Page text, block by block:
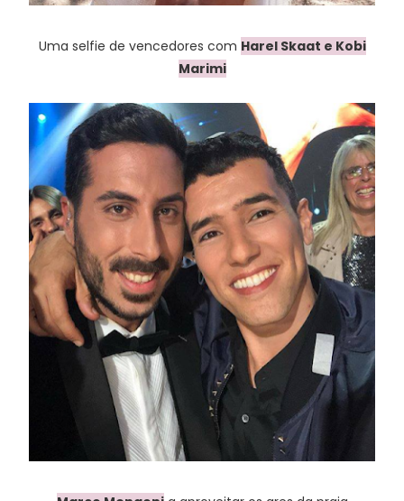
Uma selfie de vencedores com Harel Skaat e Kobi
Marimi